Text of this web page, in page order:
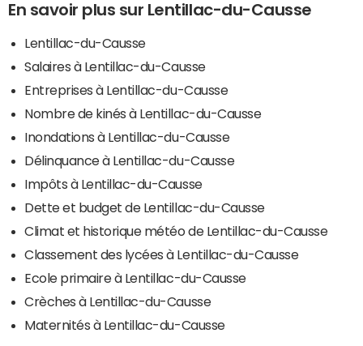
En savoir plus sur Lentillac-du-Causse
Lentillac-du-Causse
Salaires à Lentillac-du-Causse
Entreprises à Lentillac-du-Causse
Nombre de kinés à Lentillac-du-Causse
Inondations à Lentillac-du-Causse
Délinquance à Lentillac-du-Causse
Impôts à Lentillac-du-Causse
Dette et budget de Lentillac-du-Causse
Climat et historique météo de Lentillac-du-Causse
Classement des lycées à Lentillac-du-Causse
Ecole primaire à Lentillac-du-Causse
Crèches à Lentillac-du-Causse
Maternités à Lentillac-du-Causse